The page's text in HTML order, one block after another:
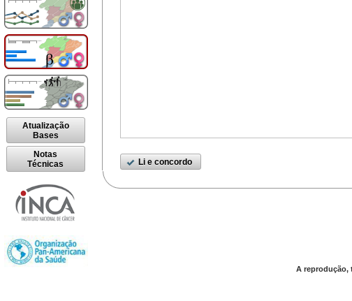
Atualização
Bases
Notas
Técnicas
Li e concordo
A reprodução,